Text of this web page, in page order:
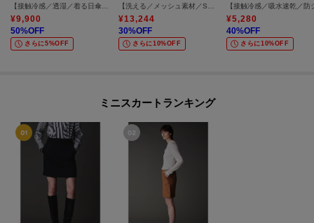
¥9,900
50%OFF
さらに5%OFF
¥13,244
30%OFF
さらに10%OFF
¥5,280
40%OFF
さらに10%OFF
ミニスカートランキング